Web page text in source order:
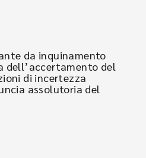
da inquinamento
dell’accertamento del
di incertezza
assolutoria del